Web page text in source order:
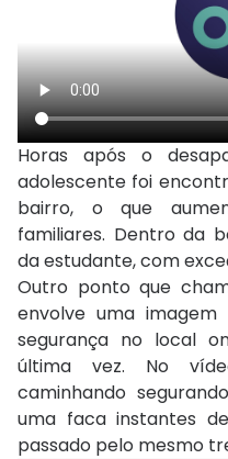
Horas após o
adolescente foi
bairro, o que
familiares. Dentro da
da estudante, com
Outro ponto que
envolve uma
segurança no local
última vez. No
caminhando
uma faca instantes
passado pelo mesmo